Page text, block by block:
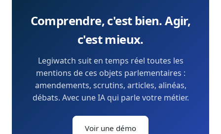
Comprendre, c'est bien. Agir,
c'est mieux.
Legiwatch suit en temps réel toutes les
mentions de ces objets parlementaires :
amendements, scrutins, articles, alinéas,
débats. Avec une IA qui parle votre métier.
Voir une démo